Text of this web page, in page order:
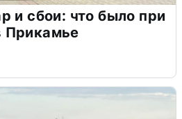
и сбои: что было при